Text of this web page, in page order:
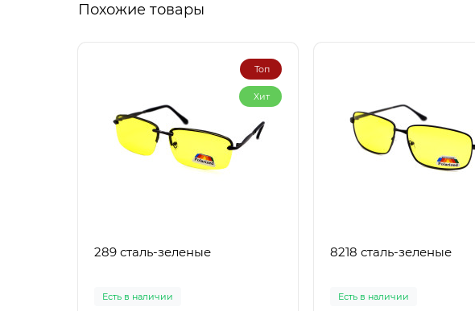
Похожие товары
Топ
Хит
289 сталь-зеленые
Есть в наличии
8218 сталь-зеленые
Есть в наличии